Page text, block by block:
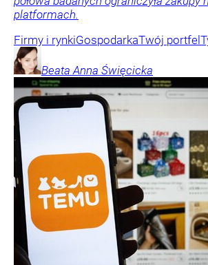
platformach.
Firmy i rynkiGospodarkaTwój portfel
Beata Anna Święcicka